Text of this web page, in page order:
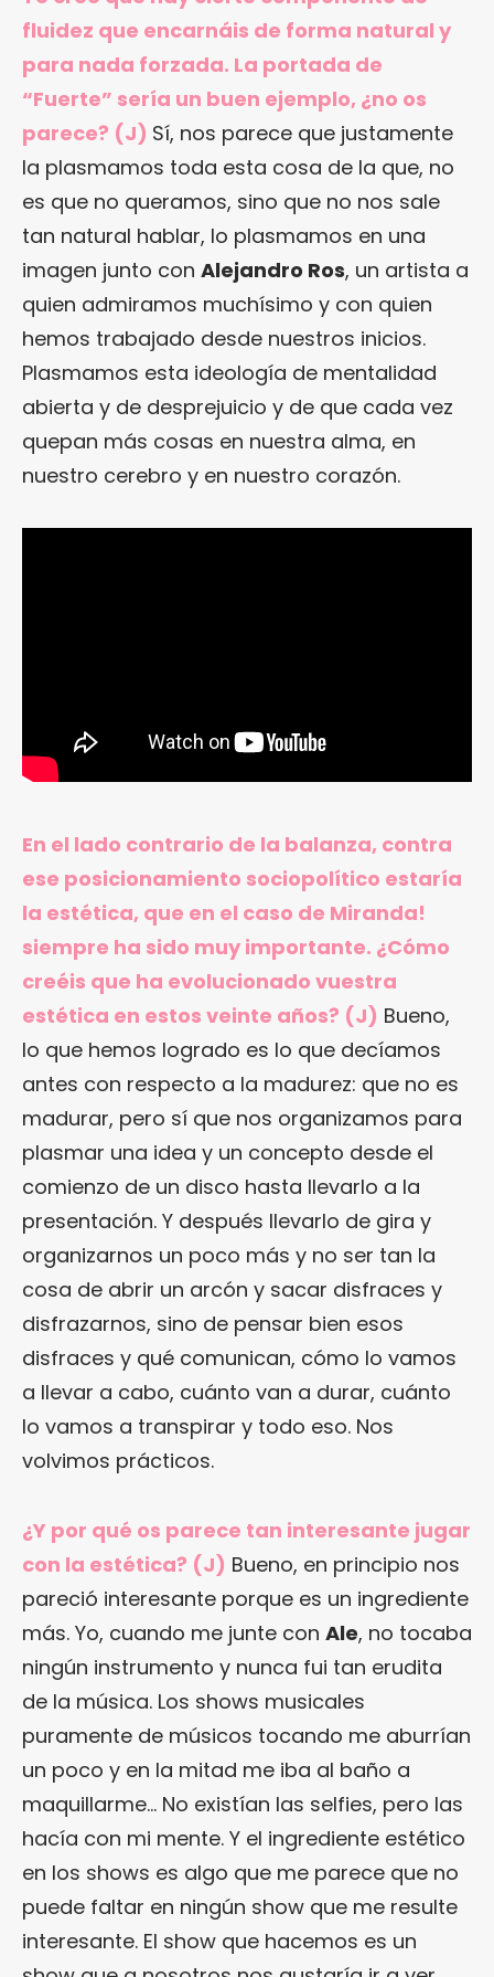
fluidez que encarnáis de forma natural y
para nada forzada. La portada de
“Fuerte” sería un buen ejemplo, ¿no os
parece? (J) Sí, nos parece que justamente
la plasmamos toda esta cosa de la que, no
es que no queramos, sino que no nos sale
tan natural hablar, lo plasmamos en una
imagen junto con Alejandro Ros, un artista a
quien admiramos muchísimo y con quien
hemos trabajado desde nuestros inicios.
Plasmamos esta ideología de mentalidad
abierta y de desprejuicio y de que cada vez
quepan más cosas en nuestra alma, en
nuestro cerebro y en nuestro corazón.
En el lado contrario de la balanza, contra
ese posicionamiento sociopolítico estaría
la estética, que en el caso de Miranda!
siempre ha sido muy importante. ¿Cómo
creéis que ha evolucionado vuestra
estética en estos veinte años? (J) Bueno,
lo que hemos logrado es lo que decíamos
antes con respecto a la madurez: que no es
madurar, pero sí que nos organizamos para
plasmar una idea y un concepto desde el
comienzo de un disco hasta llevarlo a la
presentación. Y después llevarlo de gira y
organizarnos un poco más y no ser tan la
cosa de abrir un arcón y sacar disfraces y
disfrazarnos, sino de pensar bien esos
disfraces y qué comunican, cómo lo vamos
a llevar a cabo, cuánto van a durar, cuánto
lo vamos a transpirar y todo eso. Nos
volvimos prácticos.
¿Y por qué os parece tan interesante jugar
con la estética? (J) Bueno, en principio nos
pareció interesante porque es un ingrediente
más. Yo, cuando me junte con Ale, no tocaba
ningún instrumento y nunca fui tan erudita
de la música. Los shows musicales
puramente de músicos tocando me aburrían
un poco y en la mitad me iba al baño a
maquillarme… No existían las selfies, pero las
hacía con mi mente. Y el ingrediente estético
en los shows es algo que me parece que no
puede faltar en ningún show que me resulte
interesante. El show que hacemos es un